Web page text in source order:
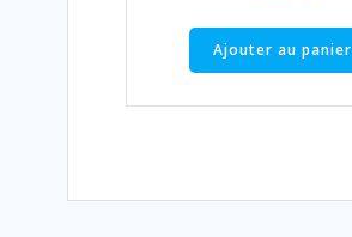
Ajouter au panier